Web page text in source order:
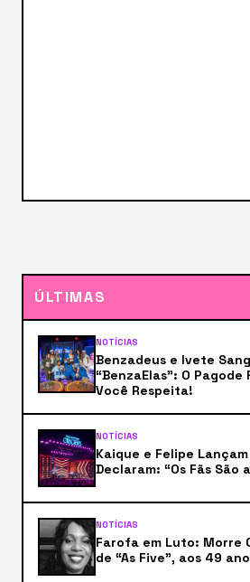
ÚLTIMAS
NOTÍCIAS
Benzadeus e Ivete
“BenzaElas”: O Pagode
Você Respeita!
NOTÍCIAS
Kaique e Felipe Lançam
Declaram: “Os Fãs São
NOTÍCIAS
Farofa em Luto: Morre
de “As Five”, aos 49